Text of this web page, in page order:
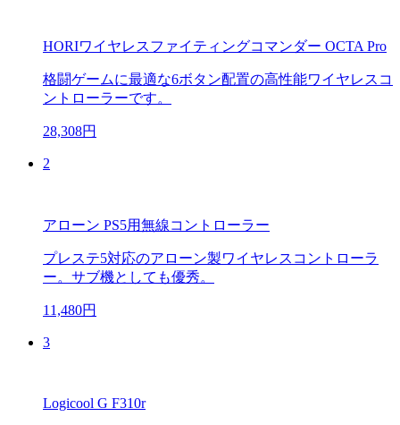
HORIワイヤレスファイティングコマンダー OCTA Pro
格闘ゲームに最適な6ボタン配置の高性能ワイヤレスコ
ントローラーです。
28,308円
2
アローン PS5用無線コントローラー
プレステ5対応のアローン製ワイヤレスコントローラ
ー。サブ機としても優秀。
11,480円
3
Logicool G F310r